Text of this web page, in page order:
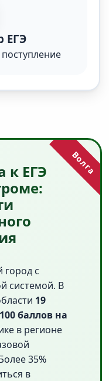
ЕГЭ
к ЕГЭ
город с
системой. В
19
баллов на
в регионе
35%
в